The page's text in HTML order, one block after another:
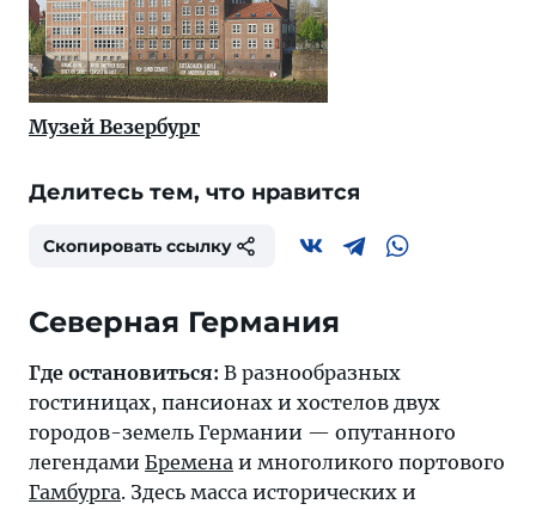
Музей Везербург
Делитесь тем, что нравится
Скопировать ссылку
Северная Германия
Где остановиться: В разнообразных
гостиницах, пансионах и хостелов двух
городов-земель Германии — опутанного
легендами Бремена и многоликого портового
Гамбурга. Здесь масса исторических и